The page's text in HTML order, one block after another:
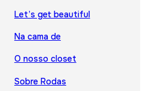
Let’s get beautiful
Na cama de
O nosso closet
Sobre Rodas